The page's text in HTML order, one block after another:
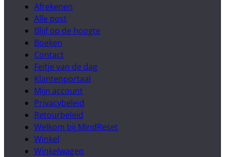
Afrekenen
Alle post
Blijf op de hoogte
Boeken
Contact
Feitje van de dag
Klantenportaal
Mijn account
Privacybeleid
Retourbeleid
Welkom bij MindReset
Winkel
Winkelwagen